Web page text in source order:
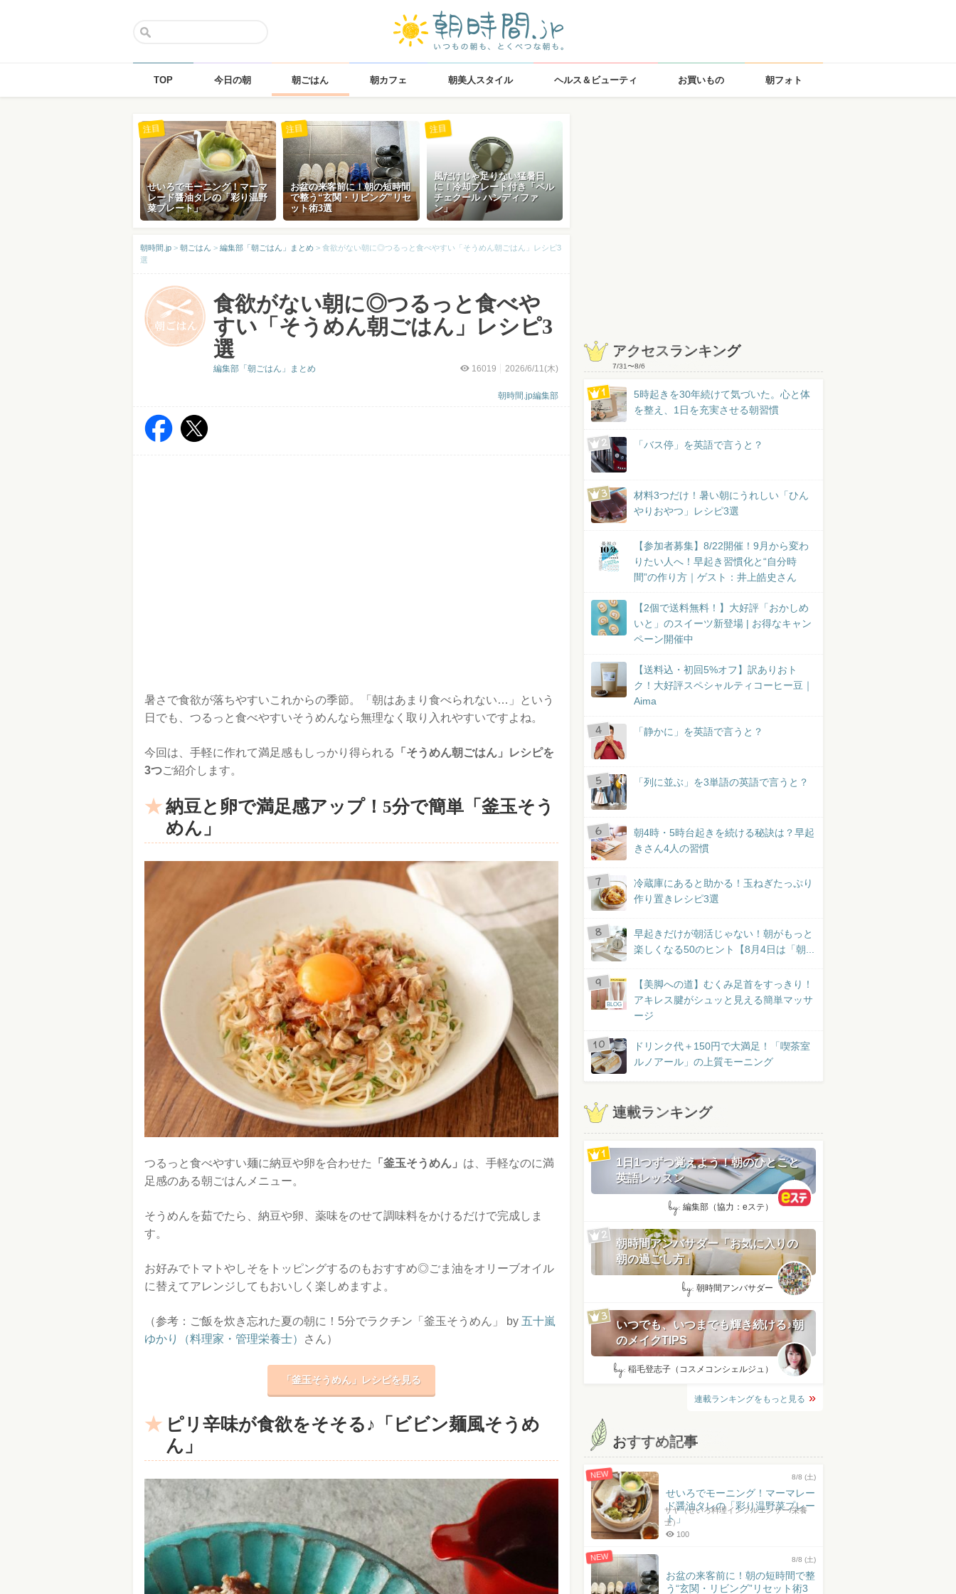
TOP 今日の朝 朝ごはん 朝カフェ 朝美人スタイル ヘルス＆ビューティ お買いもの 朝フォト
せいろでモーニング！マーマ
レード醤油タレの「彩り温野
菜プレート」
注目
お盆の来客前に！朝の短時間
で整う“玄関・リビング”リセ
ット術3選
注目
風だけじゃ足りない猛暑日
に！冷却プレート付き「ペル
チェクール ハンディファ
ン」
注目
朝時間.jp > 朝ごはん > 編集部「朝ごはん」まとめ > 食欲がない朝に◎つるっと食べやすい「そうめん朝ごはん」レシピ3
選
食欲がない朝に◎つるっと食べや
すい「そうめん朝ごはん」レシピ3
選
16019 2026/6/11(木)
朝時間.jp編集部
編集部「朝ごはん」まとめ
暑さで食欲が落ちやすいこれからの季節。「朝はあまり食べられない…」という
日でも、つるっと食べやすいそうめんなら無理なく取り入れやすいですよね。
今回は、手軽に作れて満足感もしっかり得られる
「そうめん朝ごはん」レシピを
3つご紹介します。
納豆と卵で満足感アップ！5分で簡単「釜玉そう
めん」
つるっと食べやすい麺に納豆や卵を合わせた 「釜玉そうめん」 は、手軽なのに満
足感のある朝ごはんメニュー。
そうめんを茹でたら、納豆や卵、薬味をのせて調味料をかけるだけで完成しま
す。
お好みでトマトやしそをトッピングするのもおすすめ◎ごま油をオリーブオイル
に替えてアレンジしてもおいしく楽しめますよ。
（参考：ご飯を炊き忘れた夏の朝に！5分でラクチン「釜玉そうめん」 by 五十嵐
ゆかり（料理家・管理栄養士）
さん）
「釜玉そうめん」レシピを見る
ピリ辛味が食欲をそそる♪「ビビン麺風そうめ
ん」
アクセスランキング
7/31〜8/6
5時起きを30年続けて気づいた。心と体
を整え、1日を充実させる朝習慣
「バス停」を英語で言うと？
材料3つだけ！暑い朝にうれしい「ひん
やりおやつ」レシピ3選
【参加者募集】8/22開催！9月から変わ
りたい人へ！早起き習慣化と“自分時
間”の作り方｜ゲスト：井上皓史さん
【2個で送料無料！】大好評「おかしめ
いと」のスイーツ新登場 | お得なキャン
ペーン開催中
【送料込・初回5%オフ】訳ありおト
ク！大好評スペシャルティコーヒー豆｜
Aima
「静かに」を英語で言うと？
「列に並ぶ」を3単語の英語で言うと？
朝4時・5時台起きを続ける秘訣は？早起
きさん4人の習慣
冷蔵庫にあると助かる！玉ねぎたっぷり
作り置きレシピ3選
早起きだけが朝活じゃない！朝がもっと
楽しくなる50のヒント【8月4日は「朝...
BLOG
【美脚への道】むくみ足首をすっきり！
アキレス腱がシュッと見える簡単マッサ
ージ
ドリンク代＋150円で大満足！「喫茶室
ルノアール」の上質モーニング
連載ランキング
1日1つずつ覚えよう！朝のひとこと
英語レッスン
by: 編集部（協力：eステ）
朝時間アンバサダー「お気に入りの
朝の過ごし方」
by: 朝時間アンバサダー
いつでも、いつまでも輝き続ける♪朝
のメイクTIPS
by: 稲毛登志子（コスメコンシェルジュ）
連載ランキングをもっと見る
おすすめ記事
NEW 8/8 (土)
せいろでモーニング！マーマレー
ド醤油タレの「彩り温野菜プレー
ト」
サヤ（せいろ料理インフルエンサー/栄養
士）
100
NEW 8/8 (土)
お盆の来客前に！朝の短時間で整
う“玄関・リビング”リセット術3